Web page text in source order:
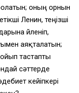
болатын; оның орнын
Ленин, теңізші
үйленіп,
аяқталатын;
тастапты
сәттерде
кейіпкері